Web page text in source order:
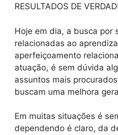
RESULTADOS DE
Hoje em dia, a busca por
relacionadas ao
aperfeiçoamento
atuação, é sem dúvida
assuntos mais
buscam uma melhora
Em muitas situações é
dependendo é claro, da